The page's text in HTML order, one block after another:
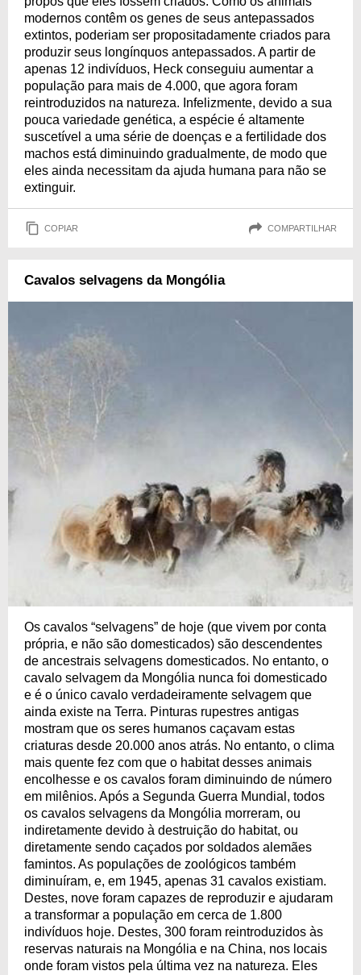
modernos contêm os genes de seus antepassados
extintos, poderiam ser propositadamente criados para
produzir seus longínquos antepassados. A partir de
apenas 12 indivíduos, Heck conseguiu aumentar a
população para mais de 4.000, que agora foram
reintroduzidos na natureza. Infelizmente, devido a sua
pouca variedade genética, a espécie é altamente
suscetível a uma série de doenças e a fertilidade dos
machos está diminuindo gradualmente, de modo que
eles ainda necessitam da ajuda humana para não se
extinguir.
COPIAR COMPARTILHAR
Cavalos selvagens da Mongólia
Os cavalos “selvagens” de hoje (que vivem por conta
própria, e não são domesticados) são descendentes
de ancestrais selvagens domesticados. No entanto, o
cavalo selvagem da Mongólia nunca foi domesticado
e é o único cavalo verdadeiramente selvagem que
ainda existe na Terra. Pinturas rupestres antigas
mostram que os seres humanos caçavam estas
criaturas desde 20.000 anos atrás. No entanto, o clima
mais quente fez com que o habitat desses animais
encolhesse e os cavalos foram diminuindo de número
em milênios. Após a Segunda Guerra Mundial, todos
os cavalos selvagens da Mongólia morreram, ou
indiretamente devido à destruição do habitat, ou
diretamente sendo caçados por soldados alemães
famintos. As populações de zoológicos também
diminuíram, e, em 1945, apenas 31 cavalos existiam.
Destes, nove foram capazes de reproduzir e ajudaram
a transformar a população em cerca de 1.800
indivíduos hoje. Destes, 300 foram reintroduzidos às
reservas naturais na Mongólia e na China, nos locais
onde foram vistos pela última vez na natureza. Eles